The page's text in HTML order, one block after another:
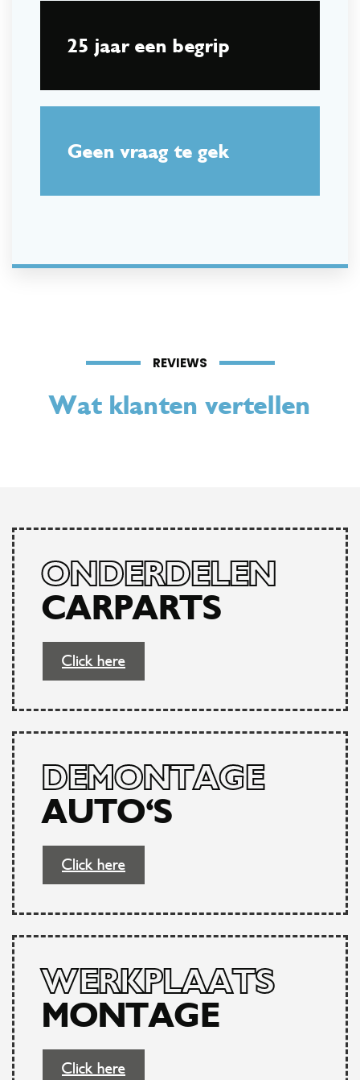
25 jaar een begrip
Geen vraag te gek
REVIEWS
Wat klanten vertellen
ONDERDELEN
CARPARTS
Click here
DEMONTAGE
AUTO'S
Click here
WERKPLAATS
MONTAGE
Click here